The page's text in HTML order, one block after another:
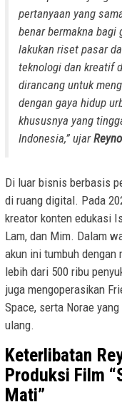
pertanyaan yang
benar bermakna bagi
lakukan riset pasar
teknologi dan kreatif
dirancang untuk
dengan gaya hidup
khususnya yang
Indonesia,” ujarReyno
Di luar bisnis berbasis
di ruang digital. Pada
kreator konten edukasi
Lam, dan Mim. Dalam
akun ini tumbuh
lebih dari 500 ribu
juga mengoperasikan
Space, serta Norae
ulang.
Keterlibatan
Produksi Film
Mati”